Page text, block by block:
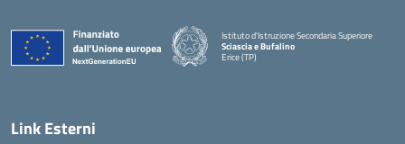
Istituto d'Istruzione Secondaria Superiore
Sciascia e Bufalino
Erice (TP)
Link Esterni